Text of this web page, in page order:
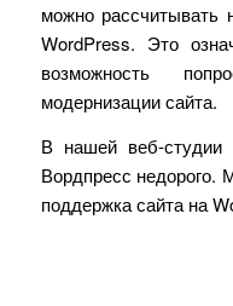
можно рассчитывать
WordPress. Это
возможность
модернизации сайта.
В нашей веб-студии
Вордпресс недорого.
поддержка сайта на